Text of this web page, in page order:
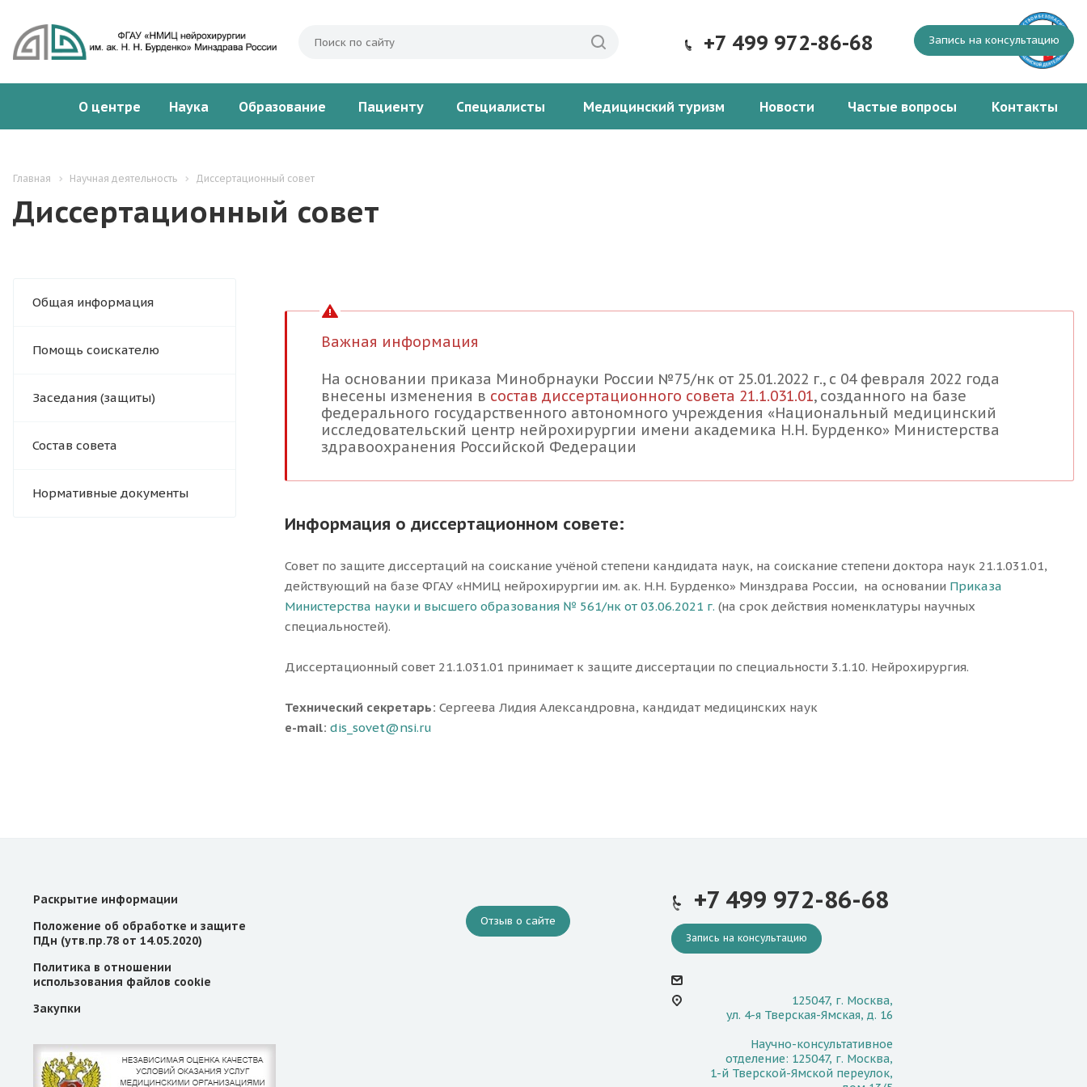
Запись на консультацию
+7 499 972-86-68
О центре Наука Образование Пациенту Специалисты Медицинский туризм Новости Частые вопросы Контакты
Главная Научная деятельность Диссертационный совет
Диссертационный совет
Общая информация
Помощь соискателю
Заседания (защиты)
Состав совета
Нормативные документы
Важная информация
На основании приказа Минобрнауки России №75/нк от 25.01.2022 г., с 04 февраля 2022 года
внесены изменения в состав диссертационного совета 21.1.031.01, созданного на базе
федерального государственного автономного учреждения «Национальный медицинский
исследовательский центр нейрохирургии имени академика Н.Н. Бурденко» Министерства
здравоохранения Российской Федерации
Информация о диссертационном совете:
Совет по защите диссертаций на соискание учёной степени кандидата наук, на соискание степени доктора наук 21.1.031.01,
действующий на базе ФГАУ «НМИЦ нейрохирургии им. ак. Н.Н. Бурденко» Минздрава России, на основании Приказа
Министерства науки и высшего образования № 561/нк от 03.06.2021 г. (на срок действия номенклатуры научных
специальностей).
Диссертационный совет 21.1.031.01 принимает к защите диссертации по специальности 3.1.10. Нейрохирургия.
Технический секретарь: Сергеева Лидия Александровна, кандидат медицинских наук
e-mail: dis_sovet@nsi.ru
Раскрытие информации
Положение об обработке и защите
ПДн (утв.пр.78 от 14.05.2020)
Политика в отношении
использования файлов cookie
Закупки
Отзыв о сайте
+7 499 972-86-68
Запись на консультацию
125047, г. Москва,
ул. 4-я Тверская-Ямская, д. 16
Научно-консультативное
отделение: 125047, г. Москва,
1-й Тверской-Ямской переулок,